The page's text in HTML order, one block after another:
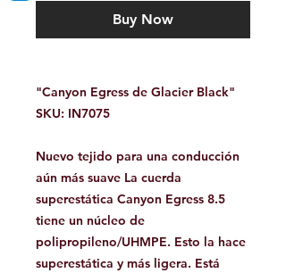
Buy Now
"Canyon Egress de Glacier Black"
SKU: IN7075
Nuevo tejido para una conducción
aún más suave La cuerda
superestática Canyon Egress 8.5
tiene un núcleo de
polipropileno/UHMPE. Esto la hace
superestática y más ligera. Está